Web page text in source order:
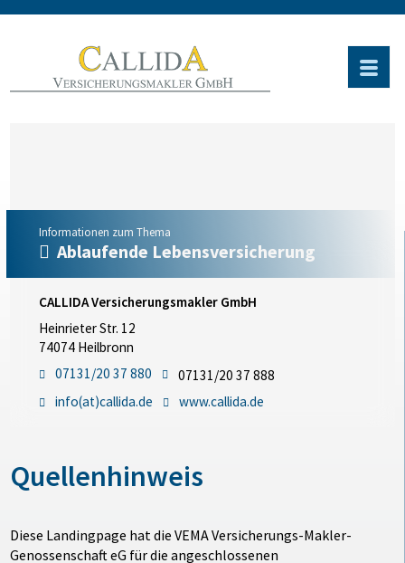
Informationen zum Thema
Ablaufende Lebensversicherung
CALLIDA Versicherungsmakler GmbH
Heinrieter Str. 12
74074 Heilbronn
07131/20 37 880
07131/20 37 888
info(at)callida.de
www.callida.de
Quellenhinweis
Diese Landingpage hat die VEMA Versicherungs-Makler-
Genossenschaft eG für die angeschlossenen